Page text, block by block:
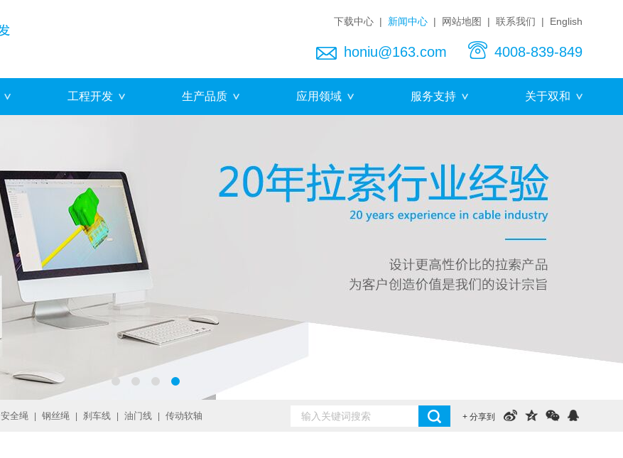
下载中心 | 新闻中心 | 网站地图 | 联系我们 | English
honiu@163.com 4008-839-849
工程开发 生产品质 应用领域 服务支持 关于双和
安全绳 钢丝绳 刹车线 油门线 传动软轴 + 分享到